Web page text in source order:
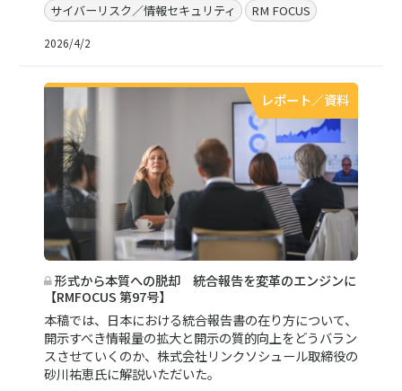
サイバーリスク／情報セキュリティ
RM FOCUS
2026/4/2
レポート／資料
形式から本質への脱却 統合報告を変革のエンジンに
【RMFOCUS 第97号】
本稿では、日本における統合報告書の在り方について、
開示すべき情報量の拡大と開示の質的向上をどうバラン
スさせていくのか、株式会社リンクソシュール取締役の
砂川祐恵氏に解説いただいた。